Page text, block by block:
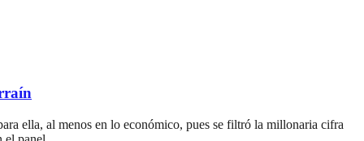
ella, al menos en lo económico, pues se filtró la millonaria cifra